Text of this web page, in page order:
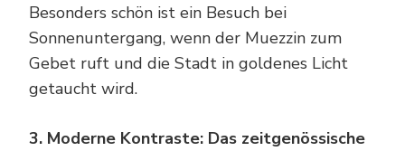
Besonders schön ist ein Besuch bei
Sonnenuntergang, wenn der Muezzin zum
Gebet ruft und die Stadt in goldenes Licht
getaucht wird.
3. Moderne Kontraste: Das zeitgenössische